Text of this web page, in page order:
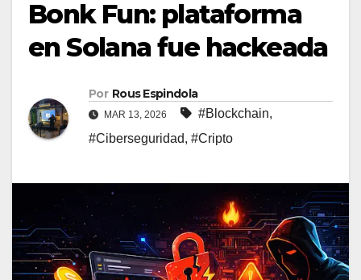
Bonk Fun: plataforma
en Solana fue hackeada
Por Rous Espindola
MAR 13, 2026 #Blockchain,
#Ciberseguridad, #Cripto